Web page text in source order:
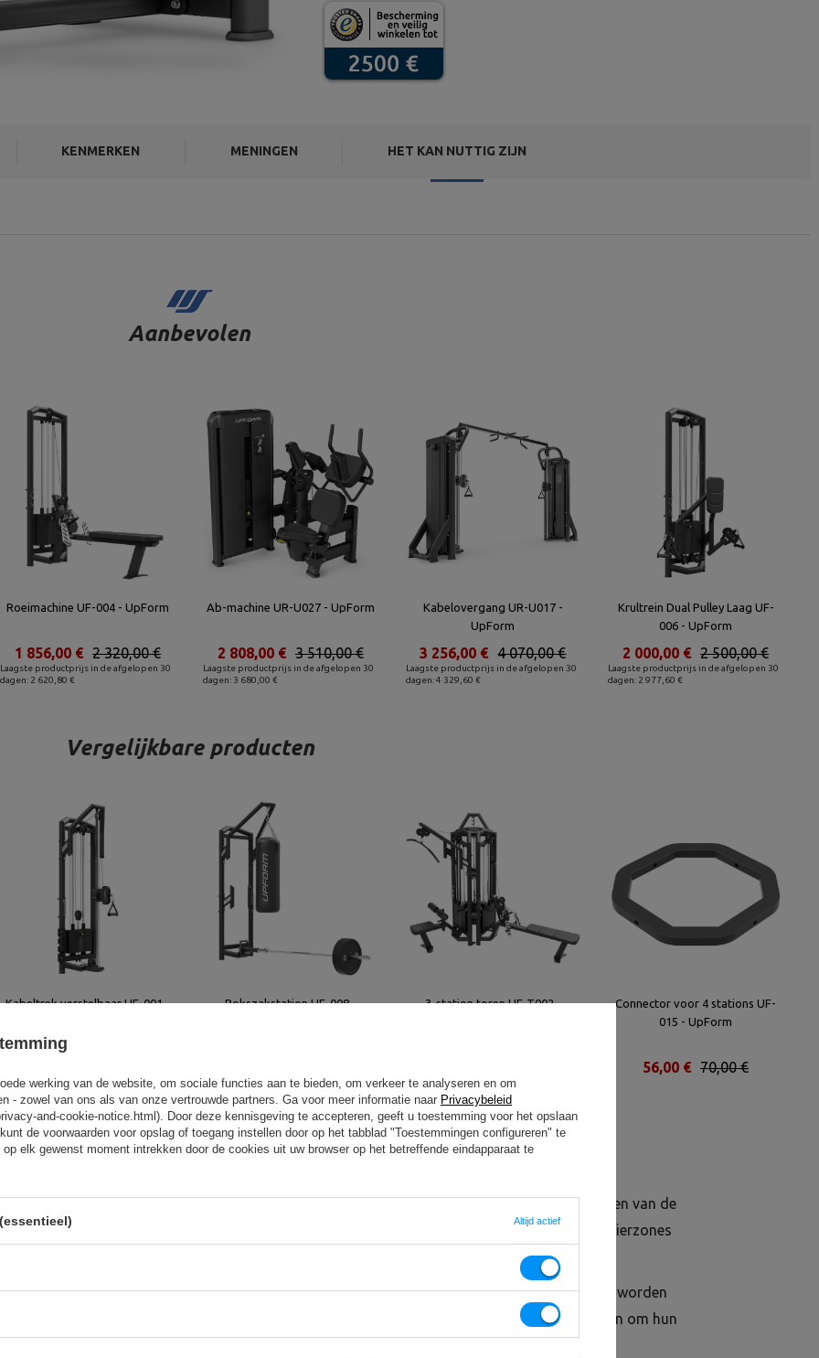
KENMERKEN MENINGEN HET KAN NUTTIG ZIJN
Aanbevolen
Roeimachine UF-004 - UpForm
Laagste productprijs in de afgelopen 30
dagen: 2 620,80 €
2 320,00 €
1 856,00 €
Ab-machine UR-U027 - UpForm
Laagste productprijs in de afgelopen 30
dagen: 3 680,00 €
3 510,00 €
2 808,00 €
Kabelovergang UR-U017 -
UpForm
Laagste productprijs in de afgelopen 30
dagen: 4 329,60 €
4 070,00 €
3 256,00 €
Krultrein Dual Pulley Laag UF-
006 - UpForm
Laagste productprijs in de afgelopen 30
dagen: 2 977,60 €
2 500,00 €
2 000,00 €
Vergelijkbare producten
Kabeltrek verstelbaar UF-001 -
Bokszakstation UF-008 -
3-station toren UF-T002 -
Connector voor 4 stations UF-
015 - UpForm
70,00 €
56,00 €
De UR-U023 machine van het merk UpForm is ontworpen voor het trainen van de
adductoren van de dijen. Het is een hit voor iedereen die de onderste spierzones
De adductoren van de dijen zijn spieren die in het dagelijks leven zelden worden
geactiveerd, dus is het zinvol om een professionele machine te gebruiken om hun
werking van de website, om sociale functies aan te bieden, om verkeer te analyseren en om
- zowel van ons als van onze vertrouwde partners. Ga voor meer informatie naar Privacybeleid
and-cookie-notice.html). Door deze kennisgeving te accepteren, geeft u toestemming voor het opslaan
de voorwaarden voor opslag of toegang instellen door op het tabblad "Toestemmingen configureren" te
elk gewenst moment intrekken door de cookies uit uw browser op het betreffende eindapparaat te
Altijd actief